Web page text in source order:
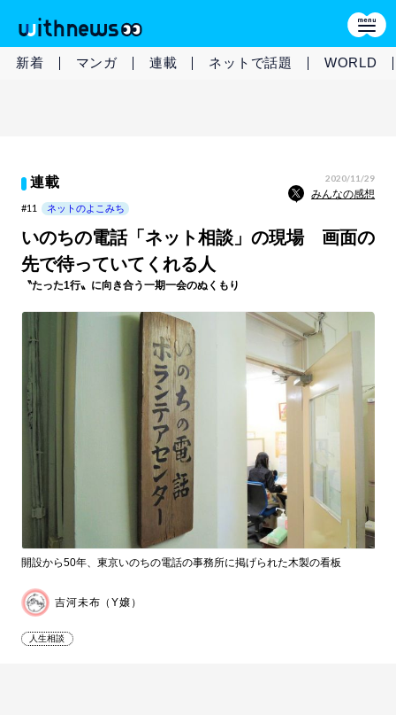
新着 マンガ 連載 ネットで話題 WORLD
連載 2020/11/29
みんなの感想
#11 ネットのよこみち
いのちの電話「ネット相談」の現場 画面の
先で待っていてくれる人
〝たった1行〟に向き合う一期一会のぬくもり
開設から50年、東京いのちの電話の事務所に掲げられた木製の看板
吉河未布（Y嬢）
人生相談